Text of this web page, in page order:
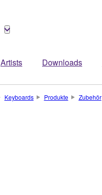
Artists Downloads
Keyboards Produkte Zubehör